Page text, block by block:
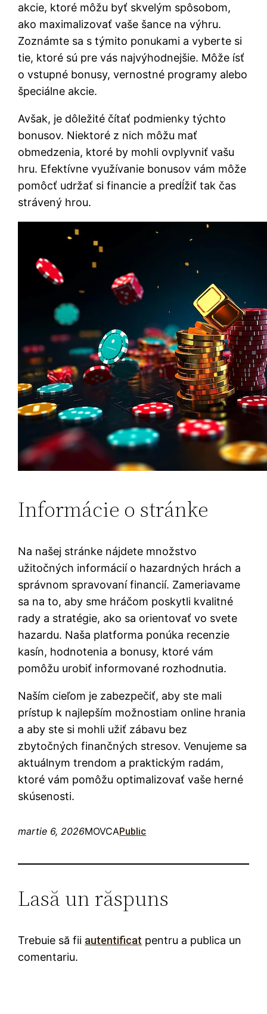
akcie, ktoré môžu byť skvelým spôsobom,
ako maximalizovať vaše šance na výhru.
Zoznámte sa s týmito ponukami a vyberte si
tie, ktoré sú pre vás najvýhodnejšie. Môže ísť
o vstupné bonusy, vernostné programy alebo
špeciálne akcie.
Avšak, je dôležité čítať podmienky týchto
bonusov. Niektoré z nich môžu mať
obmedzenia, ktoré by mohli ovplyvniť vašu
hru. Efektívne využívanie bonusov vám môže
pomôcť udržať si financie a predĺžiť tak čas
strávený hrou.
Informácie o stránke
Na našej stránke nájdete množstvo
užitočných informácií o hazardných hrách a
správnom spravovaní financií. Zameriavame
sa na to, aby sme hráčom poskytli kvalitné
rady a stratégie, ako sa orientovať vo svete
hazardu. Naša platforma ponúka recenzie
kasín, hodnotenia a bonusy, ktoré vám
pomôžu urobiť informované rozhodnutia.
Naším cieľom je zabezpečiť, aby ste mali
prístup k najlepším možnostiam online hrania
a aby ste si mohli užiť zábavu bez
zbytočných finančných stresov. Venujeme sa
aktuálnym trendom a praktickým radám,
ktoré vám pomôžu optimalizovať vaše herné
skúsenosti.
martie 6, 2026MOVCAPublic
Lasă un răspuns
Trebuie să fii autentificat pentru a publica un
comentariu.